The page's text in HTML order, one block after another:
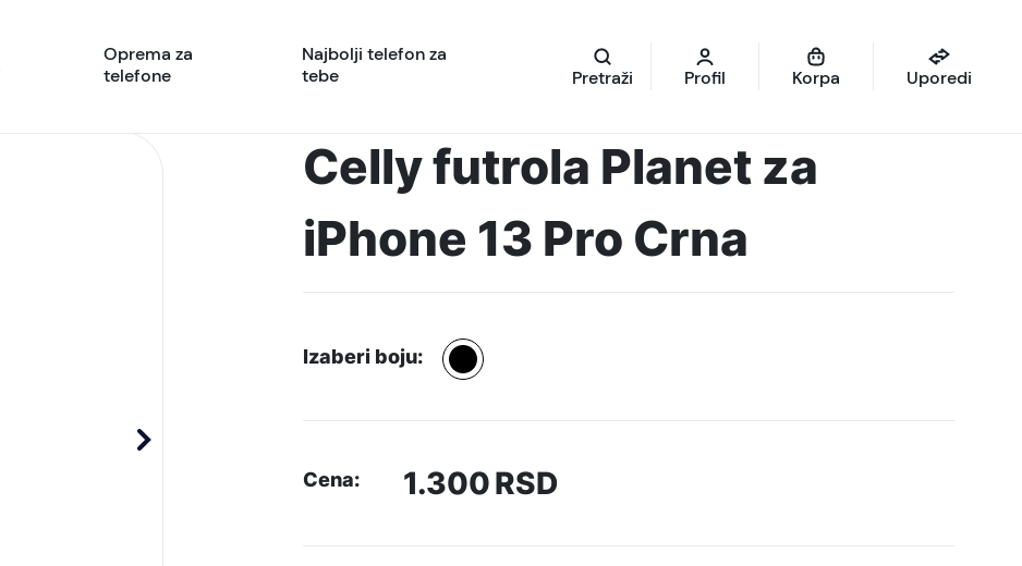
Oprema za
telefone
Najbolji telefon za
tebe
Pretraži Profil Korpa Uporedi
Celly futrola Planet za
iPhone 13 Pro Crna
Izaberi boju:
Cena: 1.300RSD